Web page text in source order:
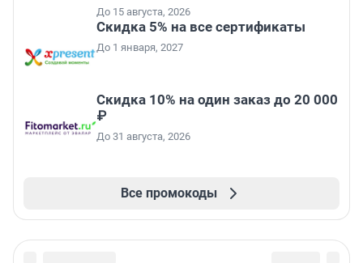
До 15 августа, 2026
Скидка 5% на все сертификаты
До 1 января, 2027
Скидка 10% на один заказ до 20 000
₽
До 31 августа, 2026
Все промокоды